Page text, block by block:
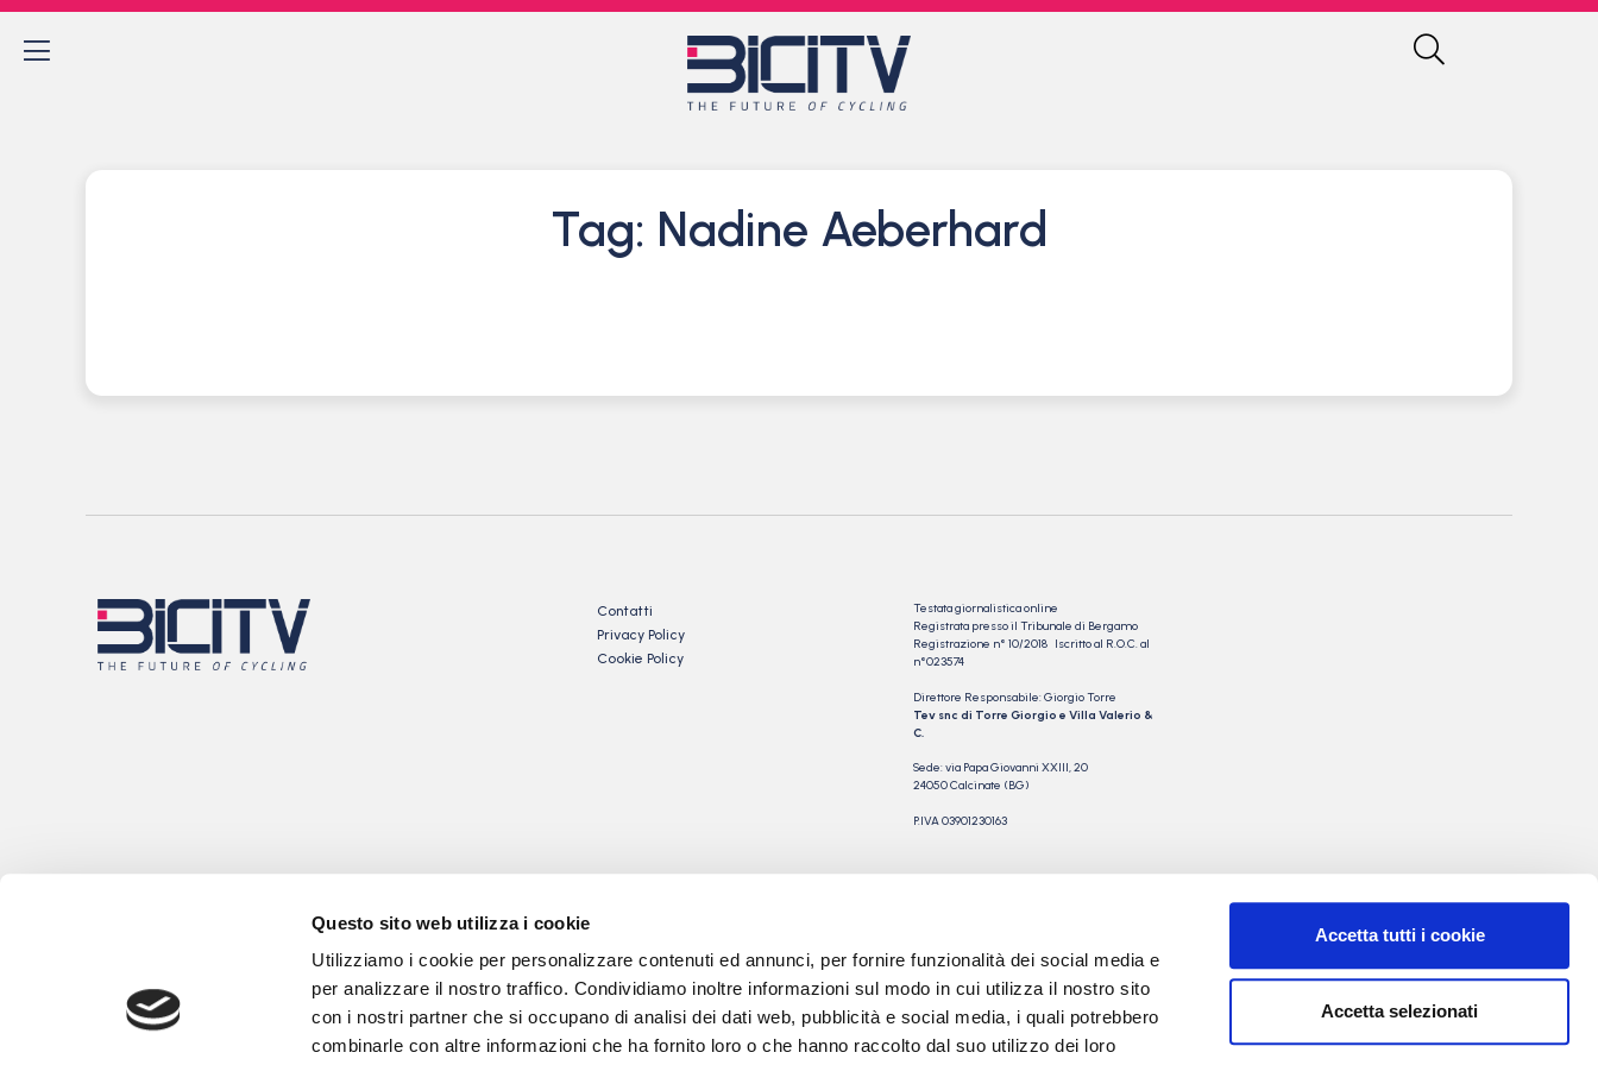
Questo sito web utilizza i cookie
Utilizziamo i cookie per personalizzare contenuti ed annunci, per fornire funzionalità dei social media e
per analizzare il nostro traffico. Condividiamo inoltre informazioni sul modo in cui utilizza il nostro sito
con i nostri partner che si occupano di analisi dei dati web, pubblicità e social media, i quali potrebbero
combinarle con altre informazioni che ha fornito loro o che hanno raccolto dal suo utilizzo dei loro
Accetta tutti i cookie
Accetta selezionati
Tag: Nadine Aeberhard
Contatti
Privacy Policy
Cookie Policy
Testata giornalistica online
Registrata presso il Tribunale di Bergamo
Registrazione n° 10/2018 Iscritto al R.O.C. al
n°023574
Direttore Responsabile: Giorgio Torre
Tev snc di Torre Giorgio e Villa Valerio &
C.
Sede: via Papa Giovanni XXIII, 20
24050 Calcinate (BG)
P.IVA 03901230163